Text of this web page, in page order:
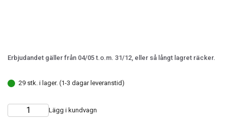
Erbjudandet gäller från 04/05 t.o.m. 31/12, eller så långt lagret räcker.
29 stk. i lager. (1-3 dagar leveranstid)
Choose
Quantity Lägg i kundvagn